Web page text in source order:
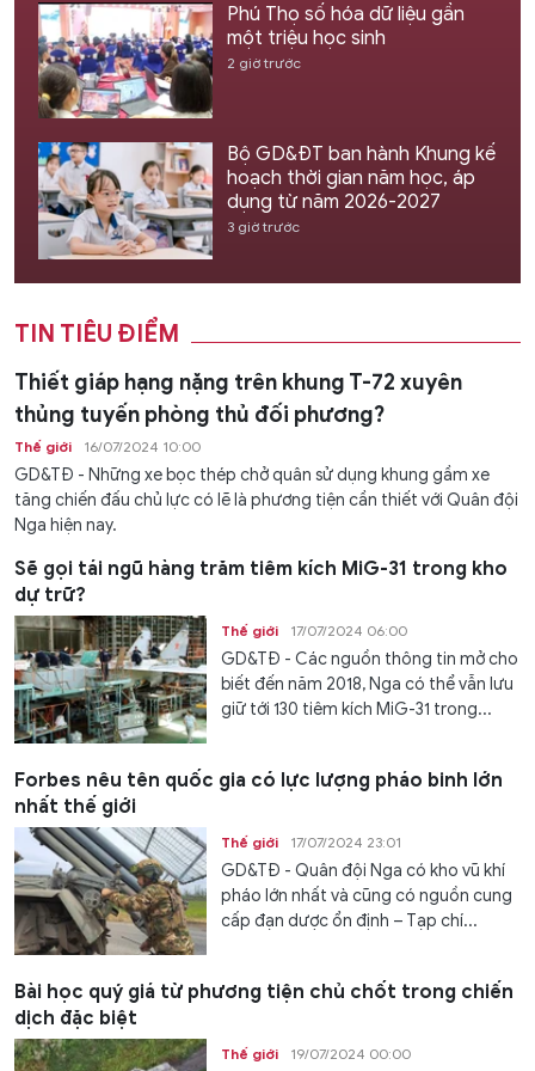
Phú Thọ số hóa dữ liệu gần
một triệu học sinh
2 giờ trước
Bộ GD&ĐT ban hành Khung kế
hoạch thời gian năm học, áp
dụng từ năm 2026-2027
3 giờ trước
TIN TIÊU ĐIỂM
Thiết giáp hạng nặng trên khung T-72 xuyên
thủng tuyến phòng thủ đối phương?
Thế giới 16/07/2024 10:00
GD&TĐ - Những xe bọc thép chở quân sử dụng khung gầm xe
tăng chiến đấu chủ lực có lẽ là phương tiện cần thiết với Quân đội
Nga hiện nay.
Sẽ gọi tái ngũ hàng trăm tiêm kích MiG-31 trong kho
dự trữ?
Thế giới 17/07/2024 06:00
GD&TĐ - Các nguồn thông tin mở cho
biết đến năm 2018, Nga có thể vẫn lưu
giữ tới 130 tiêm kích MiG-31 trong...
Forbes nêu tên quốc gia có lực lượng pháo binh lớn
nhất thế giới
Thế giới 17/07/2024 23:01
GD&TĐ - Quân đội Nga có kho vũ khí
pháo lớn nhất và cũng có nguồn cung
cấp đạn dược ổn định – Tạp chí...
Bài học quý giá từ phương tiện chủ chốt trong chiến
dịch đặc biệt
Thế giới 19/07/2024 00:00